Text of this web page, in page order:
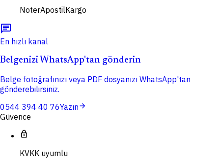
NoterApostilKargo
chat
En hızlı kanal
Belgenizi WhatsApp'tan gönderin
Belge fotoğrafınızı veya PDF dosyanızı WhatsApp'tan
gönderebilirsiniz.
0544 394 40 76Yazınarrow_forward
Güvence
lock
KVKK uyumlu